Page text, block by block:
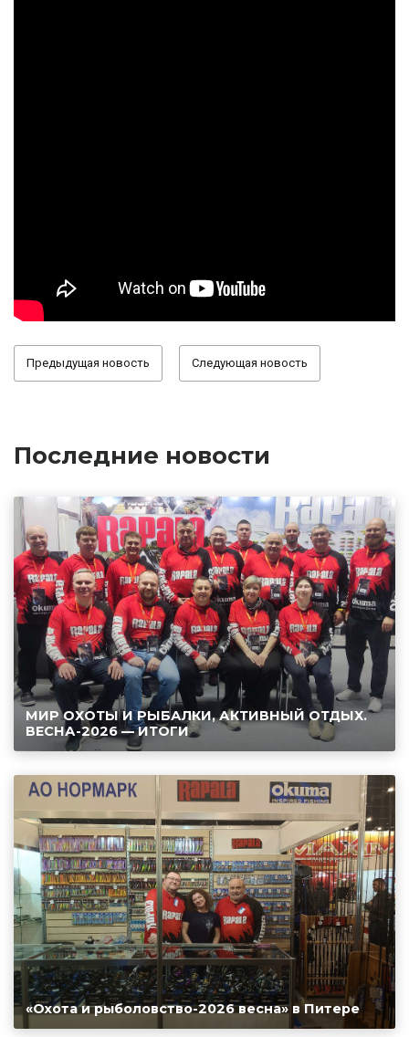
Предыдущая новость Следующая новость
Последние новости
МИР ОХОТЫ И РЫБАЛКИ, АКТИВНЫЙ ОТДЫХ.
ВЕСНА-2026 — ИТОГИ
«Охота и рыболовство-2026 весна» в Питере